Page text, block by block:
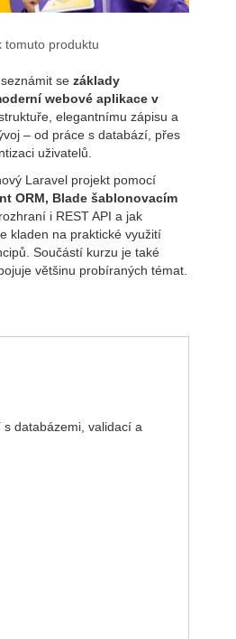
tomuto produktu
se základy
webové aplikace v
elegantnímu zápisu a
– od práce s databází, přes
uživatelů.
Laravel projekt pomocí
ORM, Blade šablonovacím
i REST API a jak
kladen na praktické využití
Součástí kurzu je také
většinu probíraných témat.
databázemi, validací a